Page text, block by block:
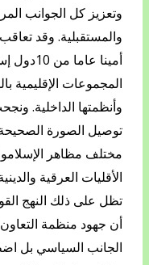
وتعزيز كل الجوانب
أمينا
المجموعات الإقليمية
وأنظمتها الداخلية.
توصيل الصورة
مختلف مظاهر
الأقليات العرقية
تظل على ذلك النهج
أن جهود منظمة
الجانب السياسي بل